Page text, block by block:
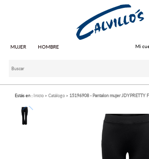
MUJER HOMBRE Mi
Estás en : Inicio Catálogo 15196908 - Pantalon mujer JDYPRETTY